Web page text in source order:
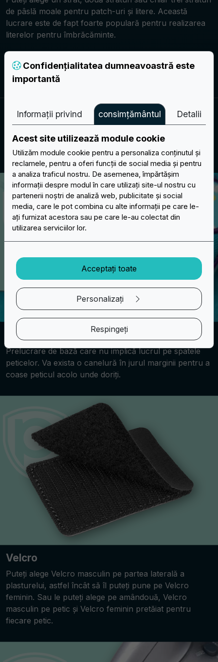
de pâslă moale pentru patch-uri și litere. Această
lucrare este de fapt foarte populară pentru realizarea
literelor pentru îmbrăcăminte.
Creați-vă proiectul
OPȚIUNI DE SUPORT
Alegeți tipul de suport pentru peticele
dvs.
Coasere
Prelucrare de bază care nu implică lucrul pe spatele
peticelor. Va exista o canelură în jurul marginii pentru a
coase peticul acolo unde doriți.
Velcro
Puteți alege Velcro masculin pe partea laterală a
plasturelui, astfel încât să îl puteți pune pe Velcro
feminin. Sau le puteți alege pe amândouă, Velcro
masculin pe petic și Velcro feminin pretăiat pentru
fiecare petic.
Confidențialitatea dumneavoastră este
importantă
Informații privind consimțământul Detalii
Acest site utilizează module cookie
Utilizăm module cookie pentru a personaliza conținutul și
reclamele, pentru a oferi funcții de social media și pentru
a analiza traficul nostru. De asemenea, împărtășim
informații despre modul în care utilizați site-ul nostru cu
partenerii noștri de analiză web, publicitate și social
media, care le pot combina cu alte informații pe care le-
ați furnizat acestora sau pe care le-au colectat din
utilizarea serviciilor lor.
Acceptați toate
Personalizați
Respingeți